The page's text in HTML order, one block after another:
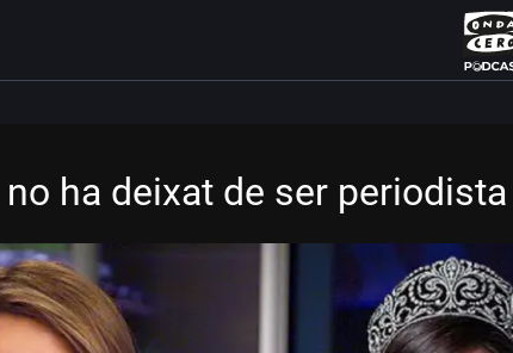
ha deixat de ser periodista